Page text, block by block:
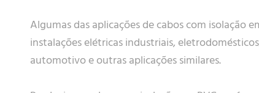
Algumas das aplicações de cabos com isolação
instalações elétricas industriais,
automotivo e outras aplicações similares.